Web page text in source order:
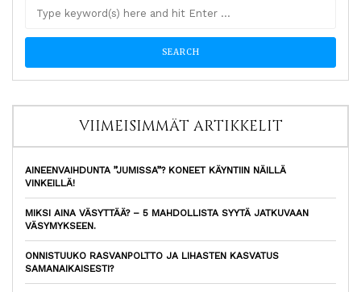
VIIMEISIMMÄT ARTIKKELIT
AINEENVAIHDUNTA ”JUMISSA”? KONEET KÄYNTIIN NÄILLÄ
VINKEILLÄ!
MIKSI AINA VÄSYTTÄÄ? – 5 MAHDOLLISTA SYYTÄ JATKUVAAN
VÄSYMYKSEEN.
ONNISTUUKO RASVANPOLTTO JA LIHASTEN KASVATUS
SAMANAIKAISESTI?